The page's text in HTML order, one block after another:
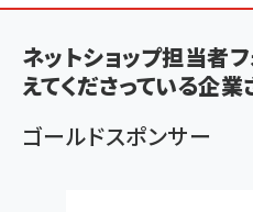
く
ず
ネットショップ担当者
えてくださっている企業
ゴールドスポンサー